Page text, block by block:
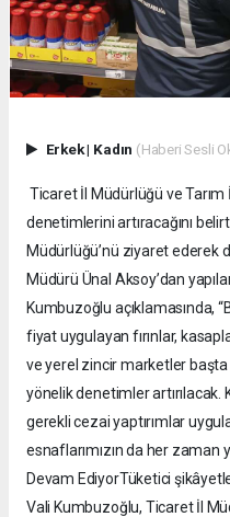
Erkek| Kadın (Haberi Sesli
Ticaret İl Müdürlüğü ve
denetimlerini artıracağını
Müdürlüğü’nü ziyaret ederek
Müdürü Ünal Aksoy’dan
Kumbuzoğlu açıklamasında,
fiyat uygulayan fırınlar,
ve yerel zincir marketler
yönelik denetimler
gerekli cezai yaptırımlar
esnaflarımızın da her zaman
Devam EdiyorTüketici
Vali Kumbuzoğlu, Ticaret İl